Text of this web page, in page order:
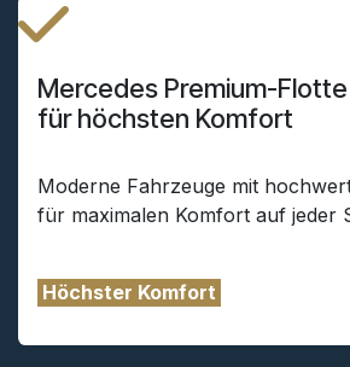
Mercedes Premium-Flotte
für höchsten Komfort
Moderne Fahrzeuge mit
für maximalen Komfort auf jeder
Höchster Komfort